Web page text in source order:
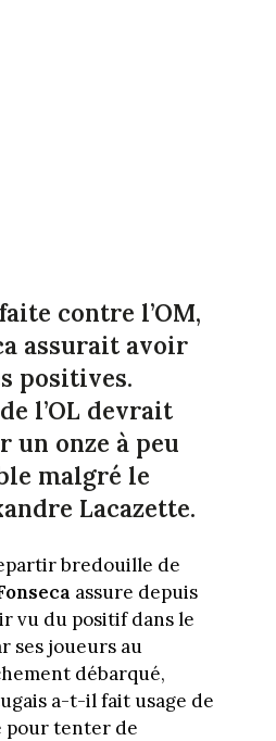
contre l’OM,
assurait avoir
positives.
l’OL devrait
un onze à peu
malgré le
Lacazette.
bredouille de
assure depuis
vu du positif dans le
ses joueurs au
débarqué,
a-t-il fait usage de
pour tenter de